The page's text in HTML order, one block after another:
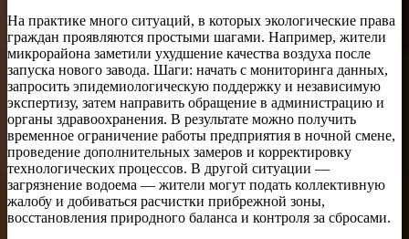
На практике много ситуаций, в которых экологические права
граждан проявляются простыми шагами. Например, жители
микрорайона заметили ухудшение качества воздуха после
запуска нового завода. Шаги: начать с мониторинга данных,
запросить эпидемиологическую поддержку и независимую
экспертизу, затем направить обращение в администрацию и
органы здравоохранения. В результате можно получить
временное ограничение работы предприятия в ночной смене,
проведение дополнительных замеров и корректировку
технологических процессов. В другой ситуации —
загрязнение водоема — жители могут подать коллективную
жалобу и добиваться расчистки прибрежной зоны,
восстановления природного баланса и контроля за сбросами.